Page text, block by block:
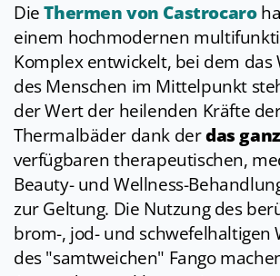
DieThermen von Castrocaro
einem hochmodernen
Komplex entwickelt, bei dem das
des Menschen im Mittelpunkt
der Wert der heilenden Kräfte
Thermalbäder dank derdas
verfügbaren therapeutischen,
Beauty- und Wellness-
zur Geltung. Die Nutzung des
brom-, jod- und schwefelhaltigen
des "samtweichen" Fango